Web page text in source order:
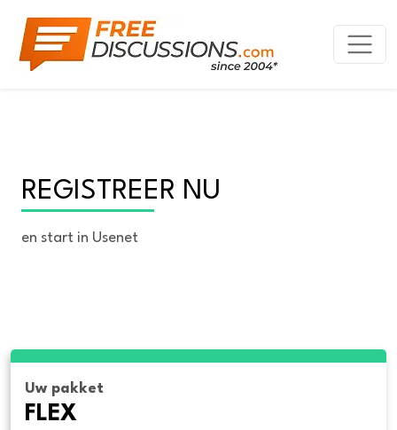
REGISTREER NU
en start in Usenet
Uw pakket
FLEX